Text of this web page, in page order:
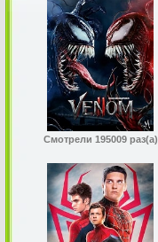
Смотрели 195009 раз(а)